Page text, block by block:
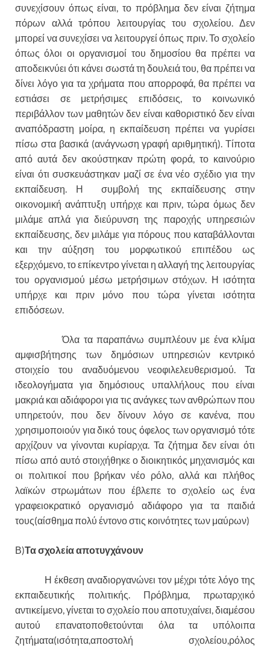
συνεχίσουν όπως είναι, το πρόβλημα δεν είναι ζήτημα
πόρων αλλά τρόπου λειτουργίας του σχολείου. Δεν
μπορεί να συνεχίσει να λειτουργεί όπως πριν. Το σχολείο
όπως όλοι οι οργανισμοί του δημοσίου θα πρέπει να
αποδεικνύει ότι κάνει σωστά τη δουλειά του, θα πρέπει να
δίνει λόγο για τα χρήματα που απορροφά, θα πρέπει να
εστιάσει σε μετρήσιμες επιδόσεις, το κοινωνικό
περιβάλλον των μαθητών δεν είναι καθοριστικό δεν είναι
αναπόδραστη μοίρα, η εκπαίδευση πρέπει να γυρίσει
πίσω στα βασικά (ανάγνωση γραφή αριθμητική). Τίποτα
από αυτά δεν ακούστηκαν πρώτη φορά, το καινούριο
είναι ότι συσκευάστηκαν μαζί σε ένα νέο σχέδιο για την
εκπαίδευση. Η συμβολή της εκπαίδευσης στην
οικονομική ανάπτυξη υπήρχε και πριν, τώρα όμως δεν
μιλάμε απλά για διεύρυνση της παροχής υπηρεσιών
εκπαίδευσης, δεν μιλάμε για πόρους που καταβάλλονται
και την αύξηση του μορφωτικού επιπέδου ως
εξερχόμενο, το επίκεντρο γίνεται η αλλαγή της λειτουργίας
του οργανισμού μέσω μετρήσιμων στόχων. Η ισότητα
υπήρχε και πριν μόνο που τώρα γίνεται ισότητα
επιδόσεων.
Όλα τα παραπάνω συμπλέουν με ένα κλίμα
αμφισβήτησης των δημόσιων υπηρεσιών κεντρικό
στοιχείο του αναδυόμενου νεοφιλελευθερισμού. Τα
ιδεολογήματα για δημόσιους υπαλλήλους που είναι
μακριά και αδιάφοροι για τις ανάγκες των ανθρώπων που
υπηρετούν, που δεν δίνουν λόγο σε κανένα, που
χρησιμοποιούν για δικό τους όφελος των οργανισμό τότε
αρχίζουν να γίνονται κυρίαρχα. Τα ζήτημα δεν είναι ότι
πίσω από αυτό στοιχήθηκε ο διοικητικός μηχανισμός και
οι πολιτικοί που βρήκαν νέο ρόλο, αλλά και πλήθος
λαϊκών στρωμάτων που έβλεπε το σχολείο ως ένα
γραφειοκρατικό οργανισμό αδιάφορο για τα παιδιά
τους(αίσθημα πολύ έντονο στις κοινότητες των μαύρων)
Β)Τα σχολεία αποτυγχάνουν
Η έκθεση αναδιοργανώνει τον μέχρι τότε λόγο της
εκπαιδευτικής πολιτικής. Πρόβλημα, πρωταρχικό
αντικείμενο, γίνεται το σχολείο που αποτυχαίνει, διαμέσου
αυτού επανατοποθετούνται όλα τα υπόλοιπα
ζητήματα(ισότητα,αποστολή σχολείου,ρόλος